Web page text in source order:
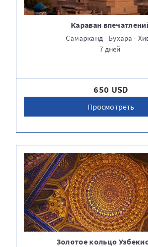
Караван
Самарканд - Бухара -
7 дней
650 USD
Просмотреть
Золотое кольцо